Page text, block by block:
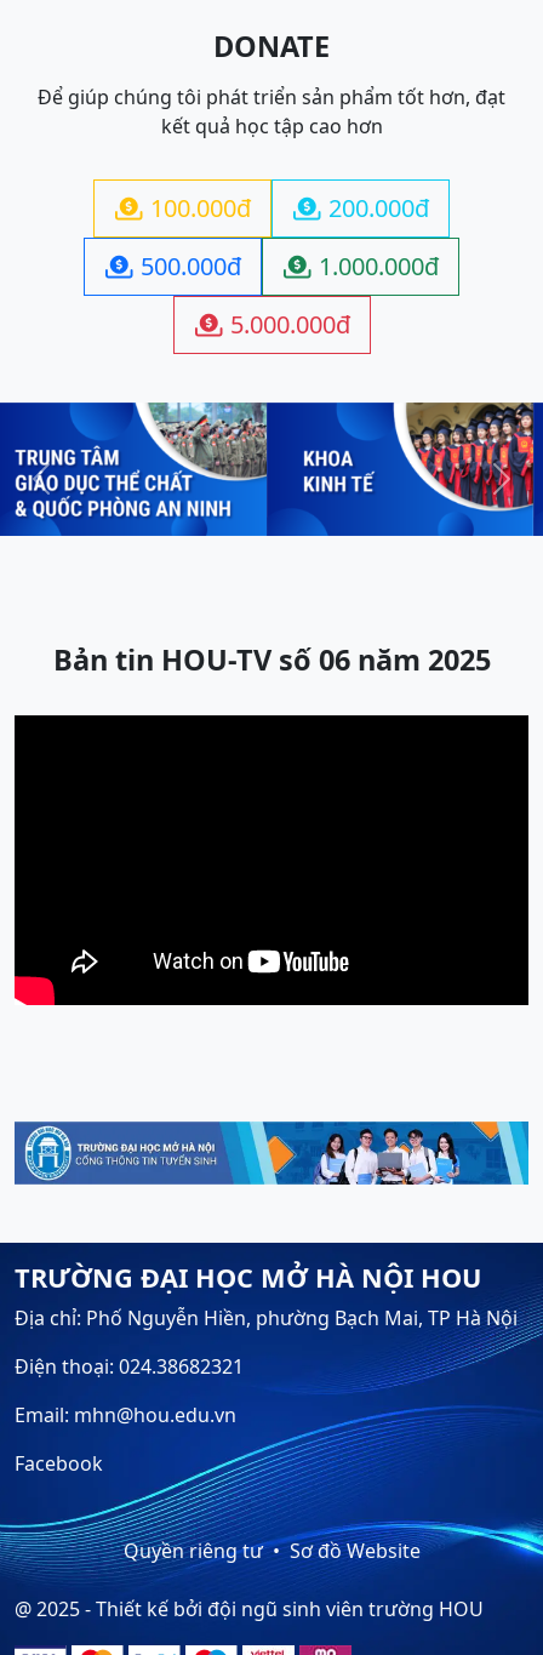
DONATE
Để giúp chúng tôi phát triển sản phẩm tốt hơn, đạt
kết quả học tập cao hơn
 100.000đ  200.000đ
 500.000đ  1.000.000đ
 5.000.000đ
Previous Next
Bản tin HOU-TV số 06 năm 2025
TRƯỜNG ĐẠI HỌC MỞ HÀ NỘI HOU
Địa chỉ: Phố Nguyễn Hiền, phường Bạch Mai, TP Hà Nội
Điện thoại: 024.38682321
Email: mhn@hou.edu.vn
Facebook
Quyền riêng tư Sơ đồ Website
@ 2025 - Thiết kế bởi đội ngũ sinh viên trường HOU